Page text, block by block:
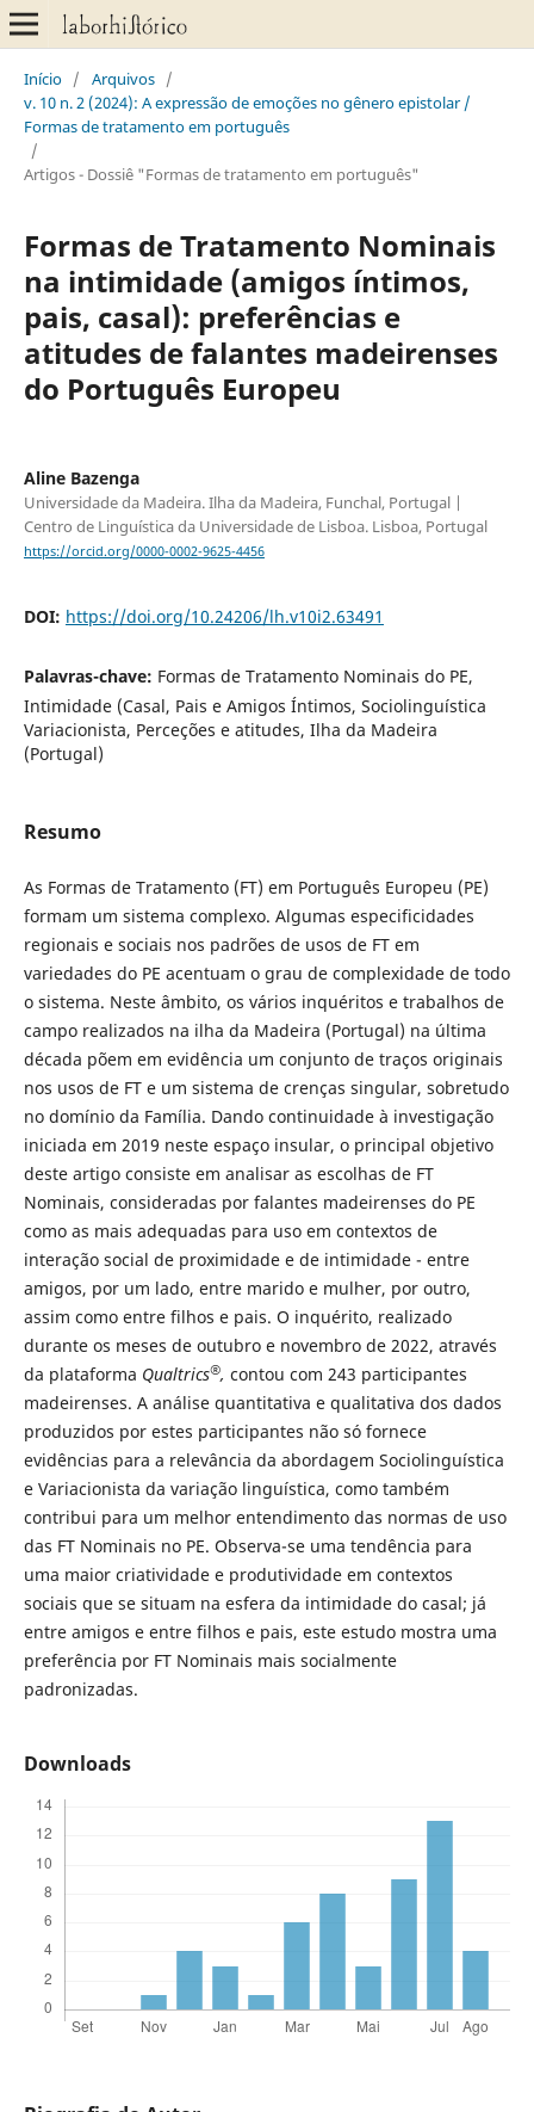
Início / Arquivos /
v. 10 n. 2 (2024): A expressão de emoções no gênero epistolar /
Formas de tratamento em português
/
Artigos - Dossiê "Formas de tratamento em português"
Formas de Tratamento Nominais
na intimidade (amigos íntimos,
pais, casal): preferências e
atitudes de falantes madeirenses
do Português Europeu
Aline Bazenga
Universidade da Madeira. Ilha da Madeira, Funchal, Portugal |
Centro de Linguística da Universidade de Lisboa. Lisboa, Portugal
https://orcid.org/0000-0002-9625-4456
DOI: https://doi.org/10.24206/lh.v10i2.63491
Palavras-chave: Formas de Tratamento Nominais do PE,
Intimidade (Casal, Pais e Amigos Íntimos, Sociolinguística
Variacionista, Perceções e atitudes, Ilha da Madeira
(Portugal)
Resumo
As Formas de Tratamento (FT) em Português Europeu (PE)
formam um sistema complexo. Algumas especificidades
regionais e sociais nos padrões de usos de FT em
variedades do PE acentuam o grau de complexidade de todo
o sistema. Neste âmbito, os vários inquéritos e trabalhos de
campo realizados na ilha da Madeira (Portugal) na última
década põem em evidência um conjunto de traços originais
nos usos de FT e um sistema de crenças singular, sobretudo
no domínio da Família. Dando continuidade à investigação
iniciada em 2019 neste espaço insular, o principal objetivo
deste artigo consiste em analisar as escolhas de FT
Nominais, consideradas por falantes madeirenses do PE
como as mais adequadas para uso em contextos de
interação social de proximidade e de intimidade - entre
amigos, por um lado, entre marido e mulher, por outro,
assim como entre filhos e pais. O inquérito, realizado
durante os meses de outubro e novembro de 2022, através
da plataforma Qualtrics®, contou com 243 participantes
madeirenses. A análise quantitativa e qualitativa dos dados
produzidos por estes participantes não só fornece
evidências para a relevância da abordagem Sociolinguística
e Variacionista da variação linguística, como também
contribui para um melhor entendimento das normas de uso
das FT Nominais no PE. Observa-se uma tendência para
uma maior criatividade e produtividade em contextos
sociais que se situam na esfera da intimidade do casal; já
entre amigos e entre filhos e pais, este estudo mostra uma
preferência por FT Nominais mais socialmente
padronizadas.
Downloads